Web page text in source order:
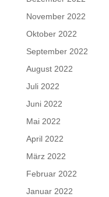
November 2022
Oktober 2022
September 2022
August 2022
Juli 2022
Juni 2022
Mai 2022
April 2022
März 2022
Februar 2022
Januar 2022